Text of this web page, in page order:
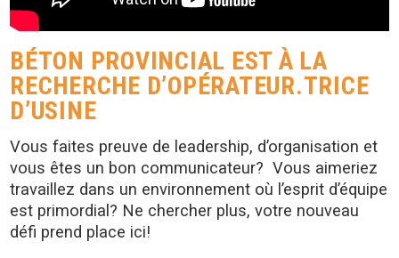
BÉTON PROVINCIAL EST À LA
RECHERCHE D’OPÉRATEUR.TRICE
D’USINE
Vous faites preuve de leadership, d’organisation et
vous êtes un bon communicateur? Vous aimeriez
travaillez dans un environnement où l’esprit d’équipe
est primordial? Ne chercher plus, votre nouveau
défi prend place ici!